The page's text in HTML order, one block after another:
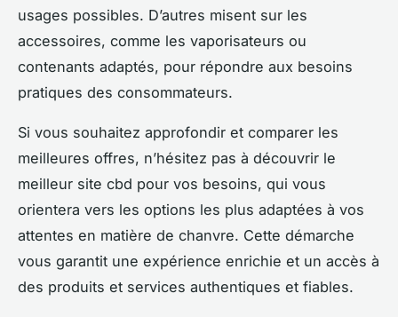
usages possibles. D’autres misent sur les
accessoires, comme les vaporisateurs ou
contenants adaptés, pour répondre aux besoins
pratiques des consommateurs.
Si vous souhaitez approfondir et comparer les
meilleures offres, n’hésitez pas à découvrir le
meilleur site cbd pour vos besoins, qui vous
orientera vers les options les plus adaptées à vos
attentes en matière de chanvre. Cette démarche
vous garantit une expérience enrichie et un accès à
des produits et services authentiques et fiables.